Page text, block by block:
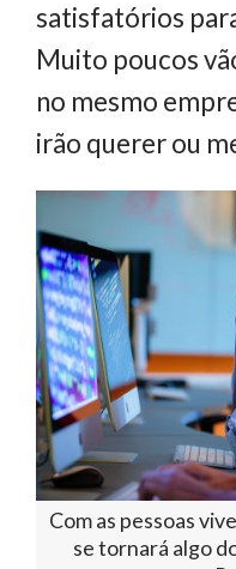
satisfatórios
Muito poucos
no mesmo
irão querer ou
Com as pessoas
se tornará algo